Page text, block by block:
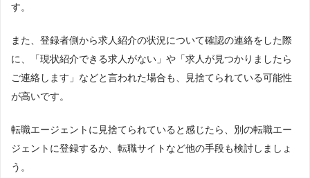
す。
また、登録者側から求人紹介の状況について確認の連絡をした際
に、「現状紹介できる求人がない」や「求人が見つかりましたら
ご連絡します」などと言われた場合も、見捨てられている可能性
が高いです。
転職エージェントに見捨てられていると感じたら、別の転職エー
ジェントに登録するか、転職サイトなど他の手段も検討しましょ
う。